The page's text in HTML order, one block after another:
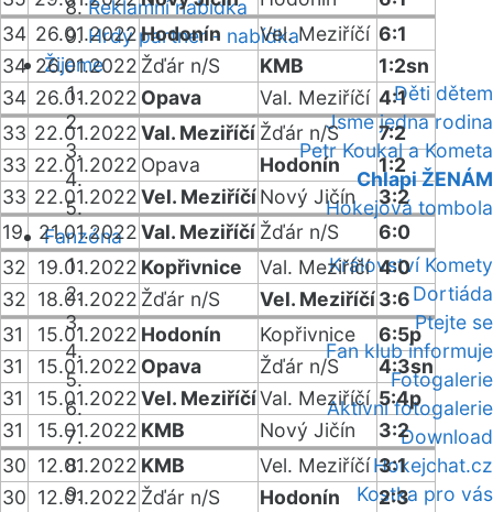
Reklamní nabídka
Hrdý partner - nabídka
Žijeme
Děti dětem
Jsme jedna rodina
Petr Koukal a Kometa
Chlapi ŽENÁM
Hokejová tombola
Fanzóna
Království Komety
Dortiáda
Ptejte se
Fan klub informuje
Fotogalerie
Aktivní fotogalerie
Download
Hokejchat.cz
Kostka pro vás
34 26.01.2022Hodonín Vel. Meziříčí 6:1
34 26.01.2022 Žďár n/S KMB
1:2sn
34 26.01.2022 Opava Val. Meziříčí 4:1
33 22.01.2022Val. Meziříčí Žďár n/S
7:2
33 22.01.2022 Opava Hodonín
1:2
33 22.01.2022Vel. MeziříčíNový Jičín
3:2
19
21.01.2022Val. Meziříčí Žďár n/S
6:0
32 19.01.2022 Kopřivnice Val. Meziříčí 4:0
32 18.01.2022 Žďár n/S Vel. Meziříčí3:6
31
15.01.2022 Hodonín Kopřivnice
6:5p
31
15.01.2022 Opava Žďár n/S
4:3sn
31
15.01.2022Vel. MeziříčíVal. Meziříčí 5:4p
31
15.01.2022 KMB Nový Jičín
3:2
30 12.01.2022 KMB Vel. Meziříčí 3:1
30 12.01.2022 Žďár n/S Hodonín
2:3